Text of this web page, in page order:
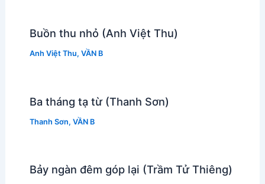
Buồn thu nhỏ (Anh Việt Thu)
Anh Việt Thu, VẦN B
Ba tháng tạ từ (Thanh Sơn)
Thanh Sơn, VẦN B
Bảy ngàn đêm góp lại (Trầm Tử Thiêng)